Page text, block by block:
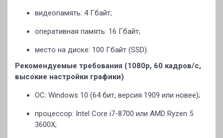
видеопамять: 4 Гбайт;
оперативная память: 16 Гбайт;
место на диске: 100 Гбайт (SSD).
Рекомендуемые требования (1080p, 60 кадров/с,
высокие настройки графики)
ОС: Windows 10 (64 бит, версия 1909 или новее);
процессор: Intel Core i7-8700 или AMD Ryzen 5
3600X;